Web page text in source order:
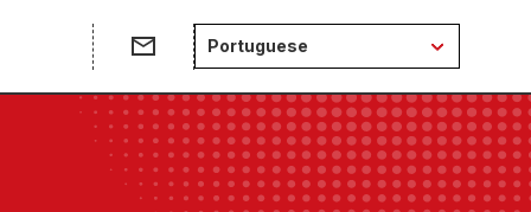
Portuguese